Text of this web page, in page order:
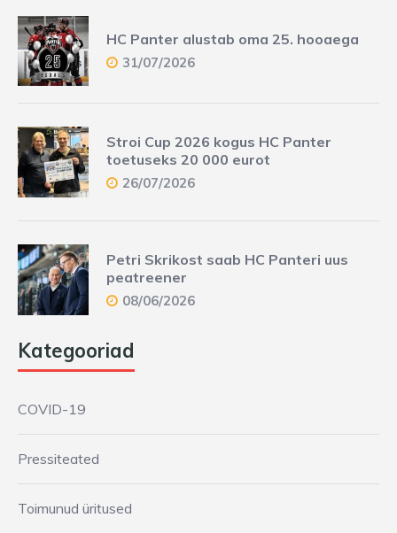
HC Panter alustab oma 25. hooaega
31/07/2026
Stroi Cup 2026 kogus HC Panter
toetuseks 20 000 eurot
26/07/2026
Petri Skrikost saab HC Panteri uus
peatreener
08/06/2026
Kategooriad
COVID-19
Pressiteated
Toimunud üritused